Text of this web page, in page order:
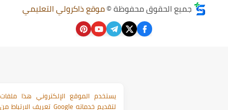
جميع الحقوق محفوظة ©موقع ذاكرولي التعليمي
يستخدم الموقع الإلكتروني هذا ملفات
تعريف الارتباط من Google لتقديم خدماته